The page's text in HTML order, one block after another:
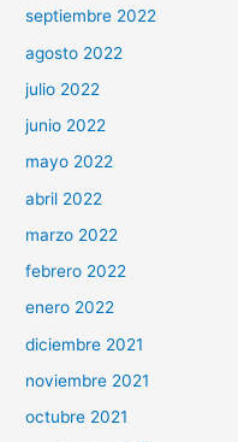
septiembre 2022
agosto 2022
julio 2022
junio 2022
mayo 2022
abril 2022
marzo 2022
febrero 2022
enero 2022
diciembre 2021
noviembre 2021
octubre 2021